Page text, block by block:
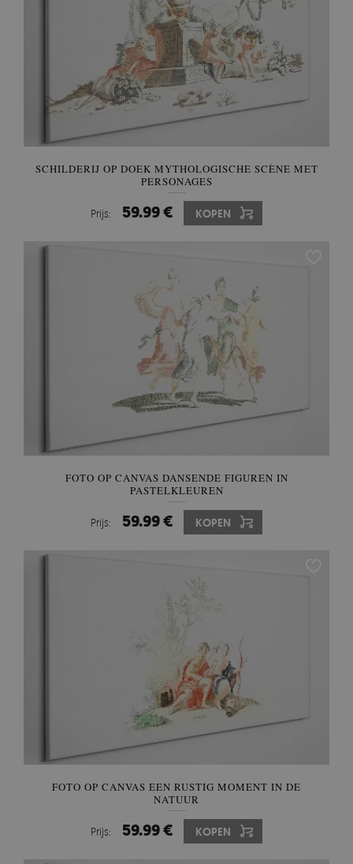
SCHILDERIJ OP DOEK MYTHOLOGISCHE SCÈNE MET
PERSONAGES
Prijs: 59.99 € KOPEN
FOTO OP CANVAS DANSENDE FIGUREN IN
PASTELKLEUREN
Prijs: 59.99 € KOPEN
FOTO OP CANVAS EEN RUSTIG MOMENT IN DE
NATUUR
Prijs: 59.99 € KOPEN